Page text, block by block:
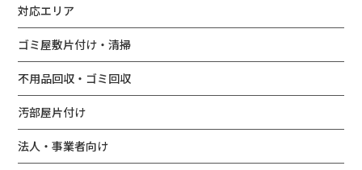
対応エリア
ゴミ屋敷片付け・清掃
不用品回収・ゴミ回収
汚部屋片付け
法人・事業者向け